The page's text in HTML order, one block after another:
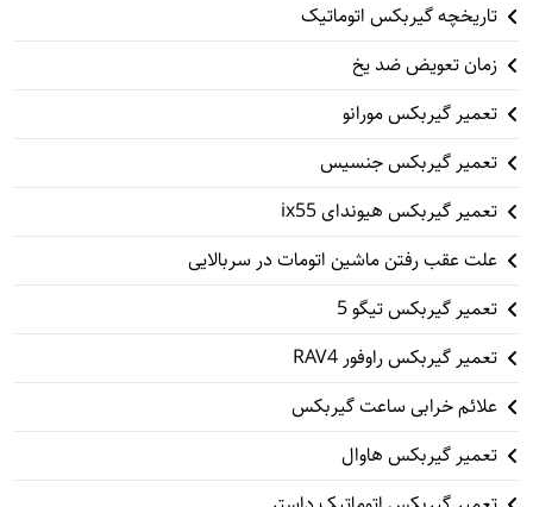
تاریخچه گیربکس اتوماتیک
زمان تعویض ضد یخ
تعمیر گیربکس مورانو
تعمیر گیربکس جنسیس
تعمیر گیربکس هیوندای ix55
علت عقب رفتن ماشین اتومات در سربالایی
تعمیر گیربکس تیگو 5
تعمیر گیربکس راوفور RAV4
علائم خرابی ساعت گیربکس
تعمیر گیربکس هاوال